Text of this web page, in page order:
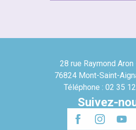
28 rue Raymond Aron
76824 Mont-Saint-
Téléphone : 02 35
Suivez-